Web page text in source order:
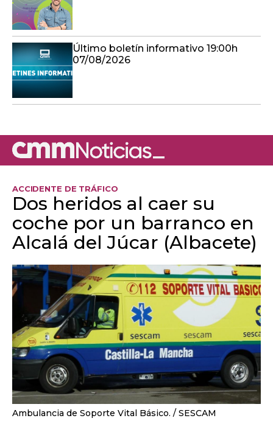
Último boletín informativo 19:00h
07/08/2026
ACCIDENTE DE TRÁFICO
Dos heridos al caer su
coche por un barranco en
Alcalá del Júcar (Albacete)
Ambulancia de Soporte Vital Básico. SESCAM